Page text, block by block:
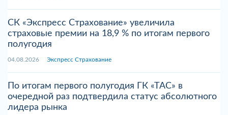
СК «Экспресс Страхование» увеличила
страховые премии на 18,9 % по итогам первого
полугодия
04.08.2026 Экспресс Страхование
По итогам первого полугодия ГК «ТАС» в
очередной раз подтвердила статус абсолютного
лидера рынка